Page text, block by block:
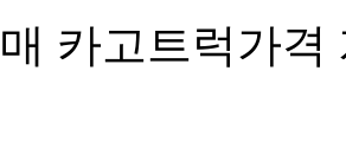
카고트럭가격